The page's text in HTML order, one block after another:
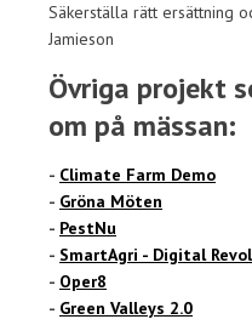
Säkerställa rätt ersättning
Jamieson
Övriga projekt
om på mässan:
- Climate Farm Demo
- Gröna Möten
- PestNu
- SmartAgri - Digital
- Oper8
- Green Valleys 2.0